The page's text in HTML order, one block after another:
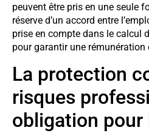
peuvent être pris en une seule
réserve d’un accord entre
prise en compte dans le calcul
pour garantir une rémunération
La protection
risques
obligation pour